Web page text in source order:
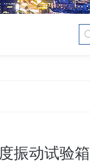
振动试验箱